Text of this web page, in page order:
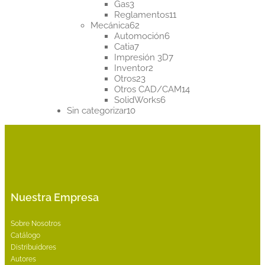
Gas33
productos
Reglamentos1111
Mecánica6262
productos
Automoción66
Catia77
productos
Impresión 3D77
Inventor22
Otros2323
productos
Otros CAD/CAM1414
SolidWorks66
Sin categorizar1010
Nuestra Empresa
Sobre Nosotros
Catálogo
Distribuidores
Autores